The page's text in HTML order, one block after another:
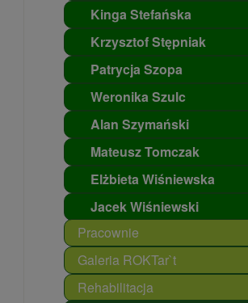
Kinga Stefańska
Krzysztof Stępniak
Patrycja Szopa
Weronika Szulc
Alan Szymański
Mateusz Tomczak
Elżbieta Wiśniewska
Jacek Wiśniewski
Pracownie
Galeria ROKTar`t
Rehabilitacja